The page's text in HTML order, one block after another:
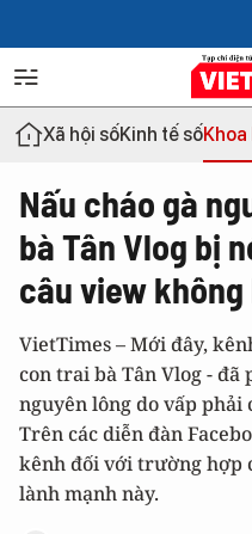
Xã hội sốKinh tế số
Nấu cháo gà
bà Tân Vlog bị
câu view
VietTimes – Mới đây,
con trai bà Tân Vlog - đã
nguyên lông do vấp
Trên các diễn đàn
kênh đối với trường hợp
lành mạnh này.